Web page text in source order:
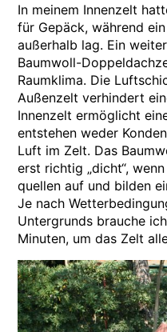
In meinem Innenzelt
für Gepäck, während
außerhalb lag. Ein
Baumwoll-
Raumklima. Die
Außenzelt verhindert
Innenzelt ermöglicht
entstehen weder
Luft im Zelt. Das
erst richtig „dicht“,
quellen auf und bilden
Je nach
Untergrunds brauche
Minuten, um das Zelt